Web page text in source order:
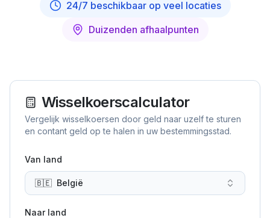
24/7 beschikbaar op veel locaties
Duizenden afhaalpunten
Wisselkoerscalculator
Vergelijk wisselkoersen door geld naar uzelf te sturen
en contant geld op te halen in uw bestemmingsstad.
Van land
🇧🇪 België
Naar land